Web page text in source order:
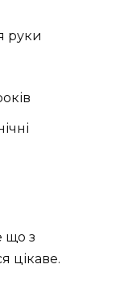
руки
що з
цікаве.